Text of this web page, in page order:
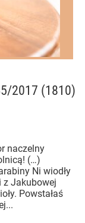
2017 (1810)
naczelny
(…)
Ni wiodły
z Jakubowej
Powstałaś